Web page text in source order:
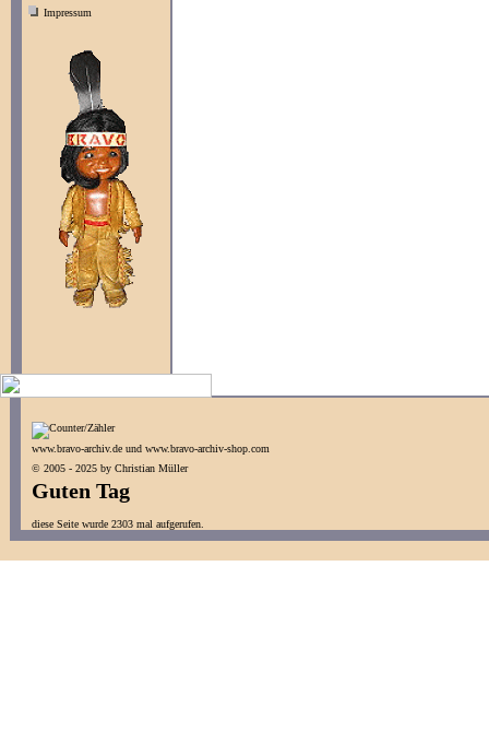
Impressum
www.bravo-archiv.de und www.bravo-archiv-shop.com
© 2005 - 2025 by Christian Müller
Guten Tag
diese Seite wurde 2303 mal aufgerufen.